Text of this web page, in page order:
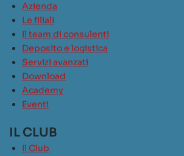
Azienda
Le filiali
Il team di consulenti
Deposito e logistica
Servizi avanzati
Download
Academy
Eventi
IL CLUB
Il Club